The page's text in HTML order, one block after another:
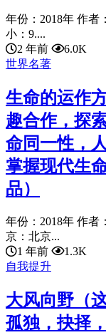
年份：2018年 作者
小：9....
2 年前
6.0K
世界名著
生命的运作
趣合作，探
命同一性，
掌握现代生
品）
年份：2018年 作者
京：北京...
1 年前
1.3K
自我提升
大风向野（
孤独，抉择